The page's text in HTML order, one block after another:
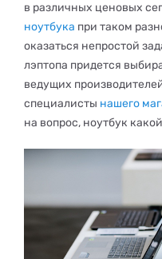
в различных ценовых
ноутбука при таком
оказаться непростой
лэптопа придется
ведущих
специалисты нашего
на вопрос, ноутбук